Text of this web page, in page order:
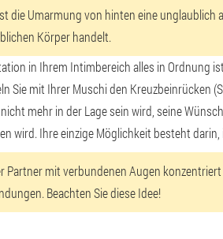
die Umarmung von hinten eine
Körper handelt.
in Ihrem Intimbereich alles in Ordnung
Sie mit Ihrer Muschi den Kreuzbeinrücken
mehr in der Lage sein wird, seine
wird. Ihre einzige Möglichkeit besteht
Partner mit verbundenen Augen
Beachten Sie diese Idee!